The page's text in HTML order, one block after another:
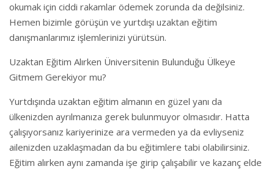
okumak için ciddi rakamlar ödemek zorunda da değilsiniz.
Hemen bizimle görüşün ve yurtdışı uzaktan eğitim
danışmanlarımız işlemlerinizi yürütsün.
Uzaktan Eğitim Alırken Üniversitenin Bulunduğu Ülkeye
Gitmem Gerekiyor mu?
Yurtdışında uzaktan eğitim almanın en güzel yanı da
ülkenizden ayrılmanıza gerek bulunmuyor olmasıdır. Hatta
çalışıyorsanız kariyerinize ara vermeden ya da evliyseniz
ailenizden uzaklaşmadan da bu eğitimlere tabi olabilirsiniz.
Eğitim alırken aynı zamanda işe girip çalışabilir ve kazanç elde